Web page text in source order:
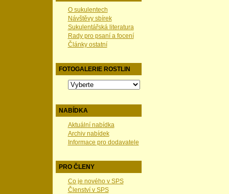
O sukulentech
Návštěvy sbírek
Sukulentářská literatura
Rady pro psaní a focení
Články ostatní
FOTOGALERIE ROSTLIN
NABÍDKA
Aktuální nabídka
Archiv nabídek
Informace pro dodavatele
PRO ČLENY
Co je nového v SPS
Členství v SPS